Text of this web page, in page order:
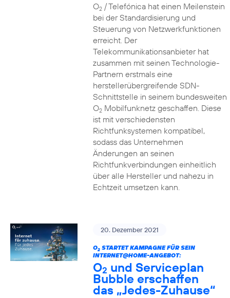
O2/ Telefónica hat einen Meilenstein
bei der Standardisierung und
Steuerung von Netzwerkfunktionen
erreicht. Der
Telekommunikationsanbieter hat
zusammen mit seinen Technologie-
Partnern erstmals eine
herstellerübergreifende SDN-
Schnittstelle in seinem bundesweiten
O2Mobilfunknetz geschaffen. Diese
ist mit verschiedensten
Richtfunksystemen kompatibel,
sodass das Unternehmen
Änderungen an seinen
Richtfunkverbindungen einheitlich
über alle Hersteller und nahezu in
Echtzeit umsetzen kann.
20. Dezember 2021
O2STARTET KAMPAGNE FÜR SEIN
INTERNET@HOME-ANGEBOT:
O2 und Serviceplan
Bubble erschaffen
das „Jedes-Zuhause“